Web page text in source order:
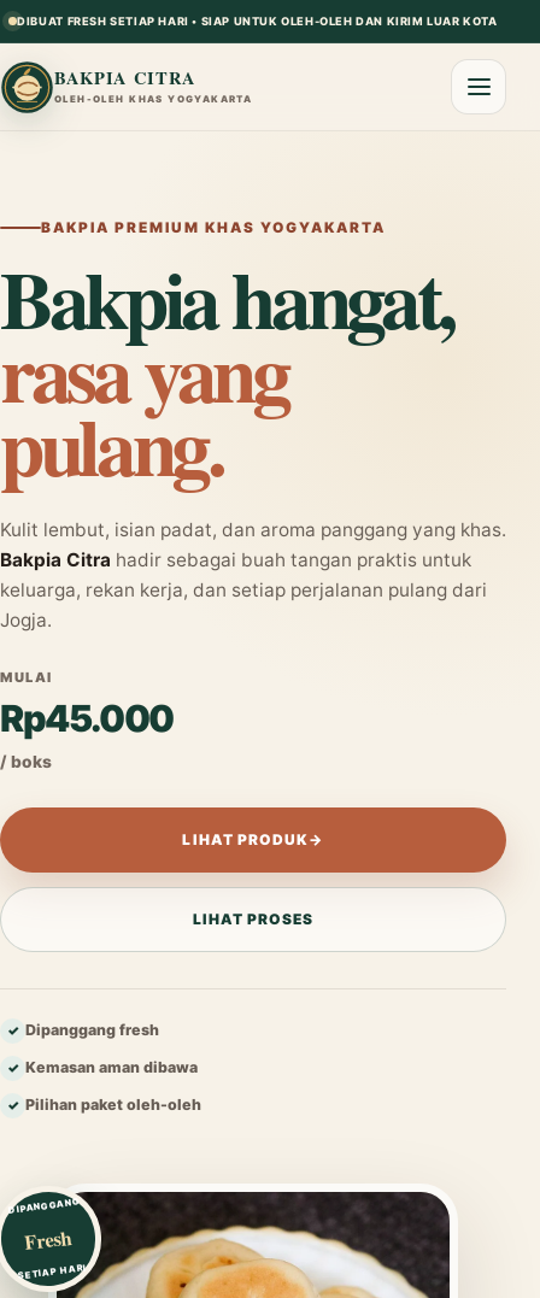
DIBUAT FRESH SETIAP HARI • SIAP UNTUK OLEH-OLEH DAN KIRIM LUAR KOTA
BAKPIA CITRA
OLEH-OLEH KHAS YOGYAKARTA
BAKPIA PREMIUM KHAS YOGYAKARTA
Bakpia hangat,
rasa yang
pulang.
Kulit lembut, isian padat, dan aroma panggang yang khas.
Bakpia Citra hadir sebagai buah tangan praktis untuk
keluarga, rekan kerja, dan setiap perjalanan pulang dari
Jogja.
MULAI
Rp45.000
/ boks
LIHAT PRODUK→
LIHAT PROSES
✓ Dipanggang fresh
✓ Kemasan aman dibawa
✓ Pilihan paket oleh-oleh
DIPANGGANG
Fresh
SETIAP HARI